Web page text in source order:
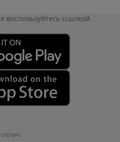
воспользуйтесь ссылкой